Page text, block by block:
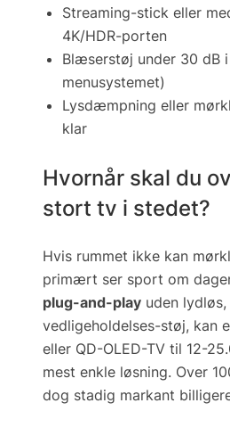
Streaming-stick eller
4K/HDR-porten
Blæserstøj under 30 dB i
menusystemet)
Lysdæmpning eller
klar
Hvornår skal du
stort tv i stedet?
Hvis rummet ikke kan
primært ser sport om
plug-and-play uden
vedligeholdelses-støj, kan
eller QD-OLED-TV til 12-
mest enkle løsning. Over
dog stadig markant